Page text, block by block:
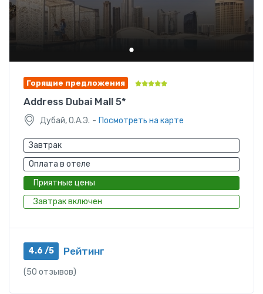
Горящие предложения
Address Dubai Mall 5*
Дубай, О.А.Э. - Посмотреть на карте
Завтрак
Оплата в отеле
Приятные цены
Завтрак включен
4.6 /5 Рейтинг
(50 отзывов)